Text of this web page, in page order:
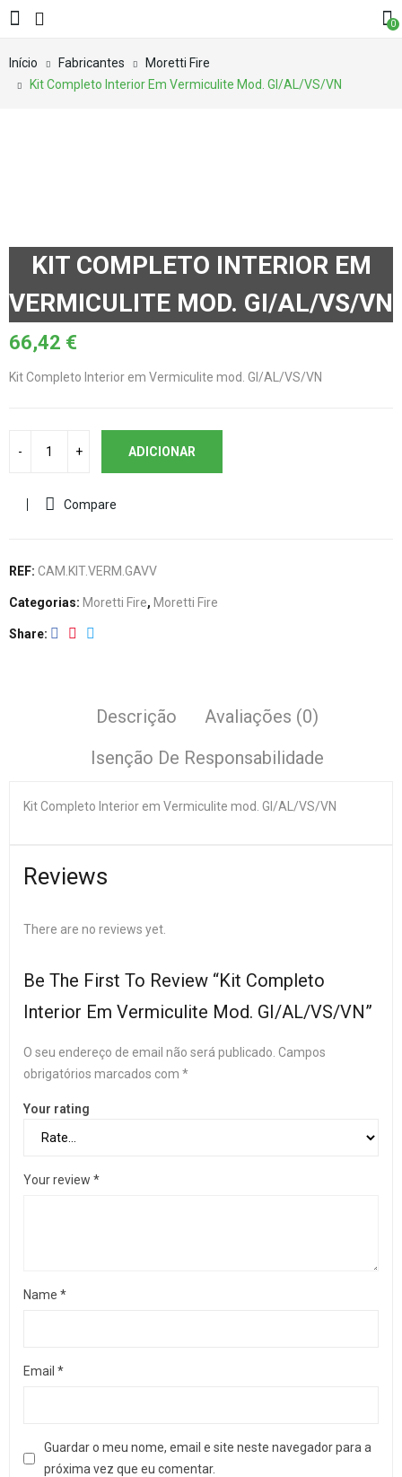
0
Início Fabricantes
Moretti Fire
Kit Completo Interior Em Vermiculite Mod. GI/AL/VS/VN
KIT COMPLETO INTERIOR EM
VERMICULITE MOD. GI/AL/VS/VN
66,42 €
Kit Completo Interior em Vermiculite mod. GI/AL/VS/VN
ADICIONAR
Compare
REF: CAM.KIT.VERM.GAVV
Categorias: Moretti Fire, Moretti Fire
Share
Descrição
Avaliações (0)
Isenção De Responsabilidade
Kit Completo Interior em Vermiculite mod. GI/AL/VS/VN
Reviews
There are no reviews yet.
Be The First To Review “Kit Completo
Interior Em Vermiculite Mod. GI/AL/VS/VN”
O seu endereço de email não será publicado. Campos
obrigatórios marcados com *
Your rating
Your review *
Name *
Email *
Guardar o meu nome, email e site neste navegador para a
próxima vez que eu comentar.